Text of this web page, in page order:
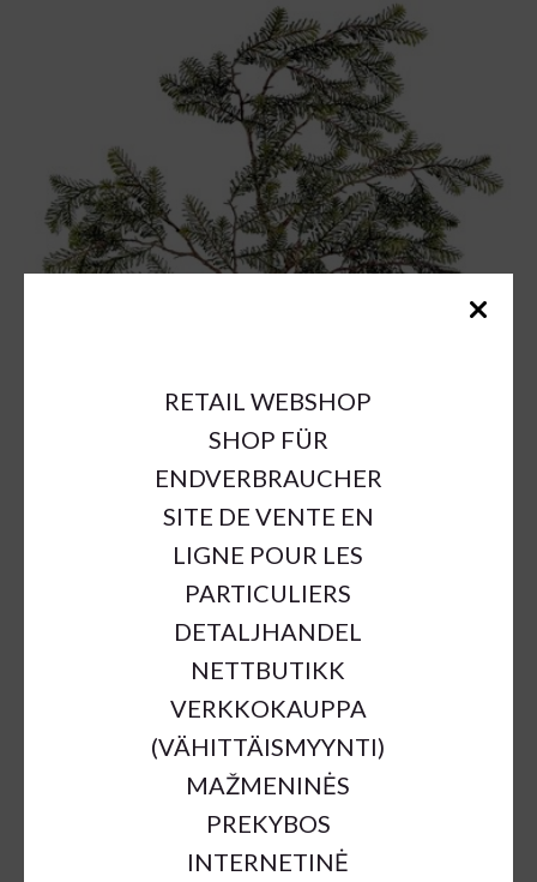
FIR BRANCH GREEN 110CM
RETAIL WEBSHOP
SHOP FÜR
ENDVERBRAUCHER
SITE DE VENTE EN
LIGNE POUR LES
PARTICULIERS
DETALJHANDEL
NETTBUTIKK
VERKKOKAUPPA
(VÄHITTÄISMYYNTI)
MAŽMENINĖS
PREKYBOS
INTERNETINĖ